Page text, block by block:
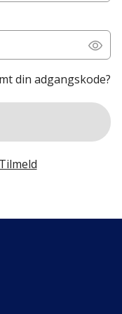
din adgangskode?
Tilmeld